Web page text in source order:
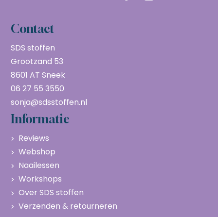
Contact
SDS stoffen
Grootzand 53
8601 AT Sneek
06 27 55 3550
sonja@sdsstoffen.nl
Informatie
Reviews
Webshop
Naailessen
Workshops
Over SDS stoffen
Verzenden & retourneren